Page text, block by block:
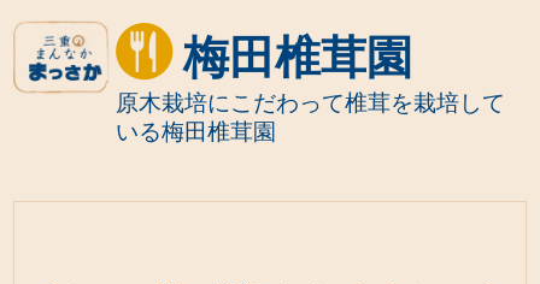
梅田椎茸園
原木栽培にこだわって椎茸を栽培して
いる梅田椎茸園